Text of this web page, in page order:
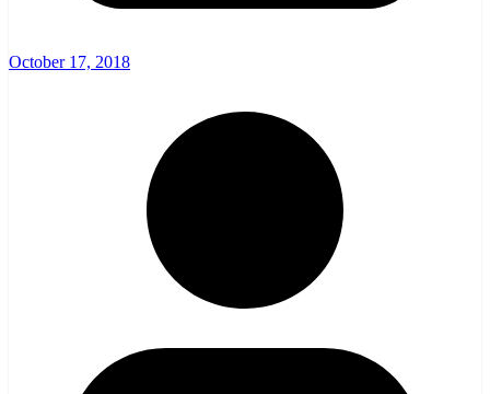
October 17, 2018